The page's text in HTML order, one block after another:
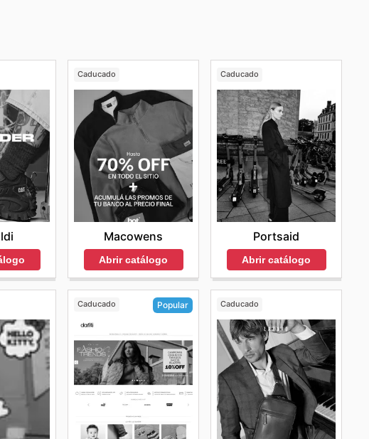
Caducado
Macowens
Abrir catálogo
Caducado
Portsaid
Abrir catálogo
Caducado Popular Caducado